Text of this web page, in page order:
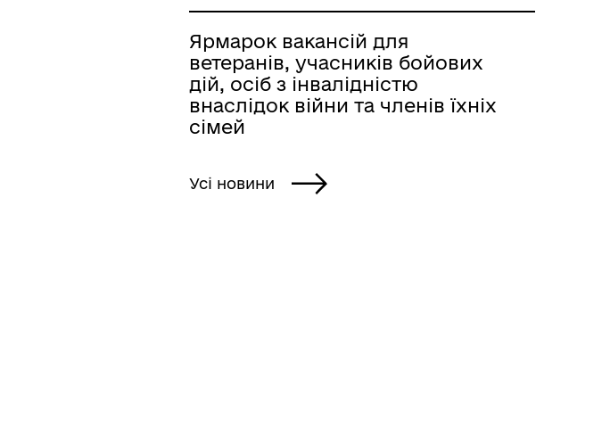
Ярмарок вакансій для
ветеранів, учасників бойових
дій, осіб з інвалідністю
внаслідок війни та членів їхніх
сімей
Усі новини